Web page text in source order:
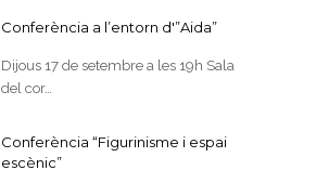
Conferència a l’entorn d'”Aida”
Dijous 17 de setembre a les 19h Sala
del cor…
Conferència “Figurinisme i espai
escènic”